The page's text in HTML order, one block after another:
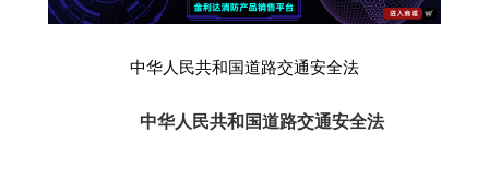
中华人民共和国道路交通安全法
中华人民共和国道路交通安全法